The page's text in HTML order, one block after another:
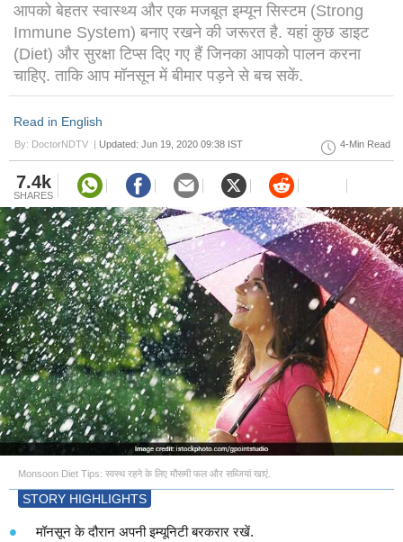
आपको बेहतर स्वास्थ्य और एक मजबूत इम्यून सिस्टम (Strong
Immune System) बनाए रखने की जरूरत है. यहां कुछ डाइट
(Diet) और सुरक्षा टिप्स दिए गए हैं जिनका आपको पालन करना
चाहिए. ताकि आप मॉनसून में बीमार पड़ने से बच सकें.
Read in English
By: DoctorNDTV | Updated: Jun 19, 2020 09:38 IST 4-Min Read
7.4k
SHARES
Monsoon Diet Tips: स्वस्थ रहने के लिए मौसमी फल और सब्जियां खाएं.
STORY HIGHLIGHTS
मॉनसून के दौरान अपनी इम्यूनिटी बरकरार रखें.